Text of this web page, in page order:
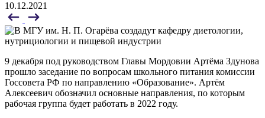
10.12.2021
9 декабря под руководством Главы Мордовии Артёма Здунова
прошло заседание по вопросам школьного питания комиссии
Госсовета РФ по направлению «Образование». Артём
Алексеевич обозначил основные направления, по которым
рабочая группа будет работать в 2022 году.